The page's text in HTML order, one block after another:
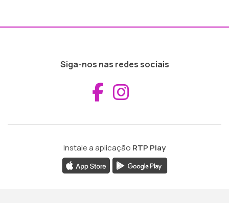
Siga-nos nas redes sociais
Aceder ao
Instale a aplicação RTP Play